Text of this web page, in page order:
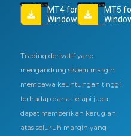
MT4 for
Windows
MT5
Trading derivatif yang
mengandung sistem margin
membawa keuntungan tinggi
terhadap dana, tetapi juga
dapat memberikan kerugian
atas seluruh margin yang